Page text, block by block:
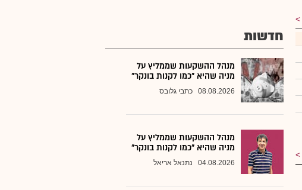
חדשות
מנהל ההשקעות שממליץ על
מניה שהיא "כמו לקנות בונקר"
08.08.2026 כתבי גלובס
מנהל ההשקעות שממליץ על
מניה שהיא "כמו לקנות בונקר"
04.08.2026 נתנאל אריאל